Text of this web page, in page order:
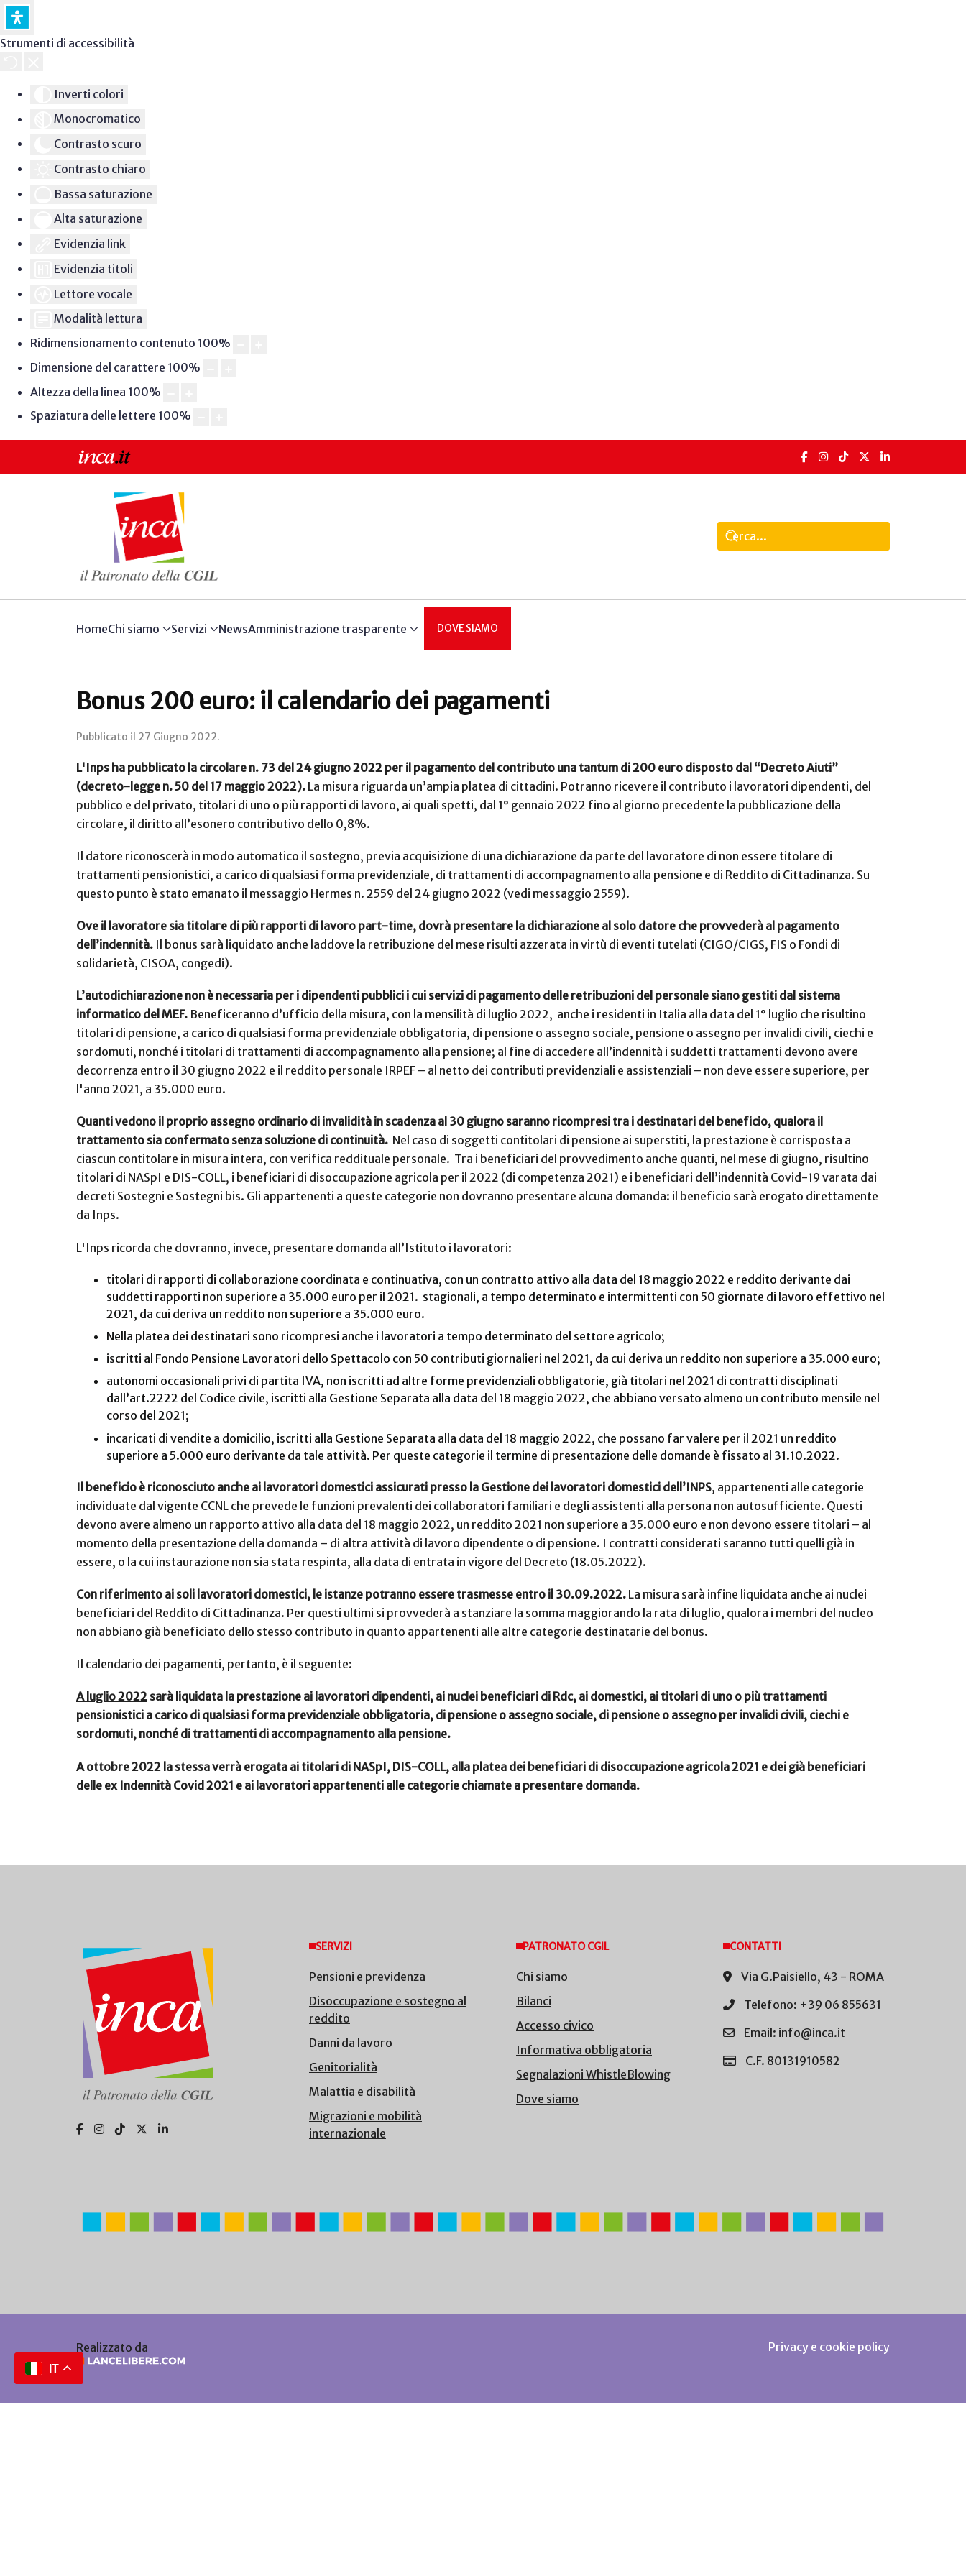
Strumenti di accessibilità
Inverti colori
Monocromatico
Contrasto scuro
Contrasto chiaro
Bassa saturazione
Alta saturazione
Evidenzia link
Evidenzia titoli
Lettore vocale
Modalità lettura
Ridimensionamento contenuto 100%
Dimensione del carattere 100%
Altezza della linea 100%
Spaziatura delle lettere 100%
HomeChi siamo Servizi NewsAmministrazione trasparente DOVE SIAMO
Bonus 200 euro: il calendario dei pagamenti
Pubblicato il 27 Giugno 2022.
L'Inps ha pubblicato la circolare n. 73 del 24 giugno 2022 per il pagamento del contributo una tantum di 200 euro disposto dal “Decreto Aiuti”
(decreto-legge n. 50 del 17 maggio 2022). La misura riguarda un’ampia platea di cittadini. Potranno ricevere il contributo i lavoratori dipendenti, del
pubblico e del privato, titolari di uno o più rapporti di lavoro, ai quali spetti, dal 1° gennaio 2022 fino al giorno precedente la pubblicazione della
circolare, il diritto all’esonero contributivo dello 0,8%.
Il datore riconoscerà in modo automatico il sostegno, previa acquisizione di una dichiarazione da parte del lavoratore di non essere titolare di
trattamenti pensionistici, a carico di qualsiasi forma previdenziale, di trattamenti di accompagnamento alla pensione e di Reddito di Cittadinanza. Su
questo punto è stato emanato il messaggio Hermes n. 2559 del 24 giugno 2022 (vedi messaggio 2559).
Ove il lavoratore sia titolare di più rapporti di lavoro part-time, dovrà presentare la dichiarazione al solo datore che provvederà al pagamento
dell’indennità. Il bonus sarà liquidato anche laddove la retribuzione del mese risulti azzerata in virtù di eventi tutelati (CIGO/CIGS, FIS o Fondi di
solidarietà, CISOA, congedi).
L’autodichiarazione non è necessaria per i dipendenti pubblici i cui servizi di pagamento delle retribuzioni del personale siano gestiti dal sistema
informatico del MEF. Beneficeranno d’ufficio della misura, con la mensilità di luglio 2022, anche i residenti in Italia alla data del 1° luglio che risultino
titolari di pensione, a carico di qualsiasi forma previdenziale obbligatoria, di pensione o assegno sociale, pensione o assegno per invalidi civili, ciechi e
sordomuti, nonché i titolari di trattamenti di accompagnamento alla pensione; al fine di accedere all’indennità i suddetti trattamenti devono avere
decorrenza entro il 30 giugno 2022 e il reddito personale IRPEF – al netto dei contributi previdenziali e assistenziali – non deve essere superiore, per
l'anno 2021, a 35.000 euro.
Quanti vedono il proprio assegno ordinario di invalidità in scadenza al 30 giugno saranno ricompresi tra i destinatari del beneficio, qualora il
trattamento sia confermato senza soluzione di continuità. Nel caso di soggetti contitolari di pensione ai superstiti, la prestazione è corrisposta a
ciascun contitolare in misura intera, con verifica reddituale personale. Tra i beneficiari del provvedimento anche quanti, nel mese di giugno, risultino
titolari di NASpI e DIS-COLL, i beneficiari di disoccupazione agricola per il 2022 (di competenza 2021) e i beneficiari dell’indennità Covid-19 varata dai
decreti Sostegni e Sostegni bis. Gli appartenenti a queste categorie non dovranno presentare alcuna domanda: il beneficio sarà erogato direttamente
da Inps.
L'Inps ricorda che dovranno, invece, presentare domanda all’Istituto i lavoratori:
titolari di rapporti di collaborazione coordinata e continuativa, con un contratto attivo alla data del 18 maggio 2022 e reddito derivante dai
suddetti rapporti non superiore a 35.000 euro per il 2021. stagionali, a tempo determinato e intermittenti con 50 giornate di lavoro effettivo nel
2021, da cui deriva un reddito non superiore a 35.000 euro.
Nella platea dei destinatari sono ricompresi anche i lavoratori a tempo determinato del settore agricolo;
iscritti al Fondo Pensione Lavoratori dello Spettacolo con 50 contributi giornalieri nel 2021, da cui deriva un reddito non superiore a 35.000 euro;
autonomi occasionali privi di partita IVA, non iscritti ad altre forme previdenziali obbligatorie, già titolari nel 2021 di contratti disciplinati
dall’art.2222 del Codice civile, iscritti alla Gestione Separata alla data del 18 maggio 2022, che abbiano versato almeno un contributo mensile nel
corso del 2021;
incaricati di vendite a domicilio, iscritti alla Gestione Separata alla data del 18 maggio 2022, che possano far valere per il 2021 un reddito
superiore a 5.000 euro derivante da tale attività. Per queste categorie il termine di presentazione delle domande è fissato al 31.10.2022.
Il beneficio è riconosciuto anche ai lavoratori domestici assicurati presso la Gestione dei lavoratori domestici dell’INPS, appartenenti alle categorie
individuate dal vigente CCNL che prevede le funzioni prevalenti dei collaboratori familiari e degli assistenti alla persona non autosufficiente. Questi
devono avere almeno un rapporto attivo alla data del 18 maggio 2022, un reddito 2021 non superiore a 35.000 euro e non devono essere titolari – al
momento della presentazione della domanda – di altra attività di lavoro dipendente o di pensione. I contratti considerati saranno tutti quelli già in
essere, o la cui instaurazione non sia stata respinta, alla data di entrata in vigore del Decreto (18.05.2022).
Con riferimento ai soli lavoratori domestici, le istanze potranno essere trasmesse entro il 30.09.2022. La misura sarà infine liquidata anche ai nuclei
beneficiari del Reddito di Cittadinanza. Per questi ultimi si provvederà a stanziare la somma maggiorando la rata di luglio, qualora i membri del nucleo
non abbiano già beneficiato dello stesso contributo in quanto appartenenti alle altre categorie destinatarie del bonus.
Il calendario dei pagamenti, pertanto, è il seguente:
A luglio 2022 sarà liquidata la prestazione ai lavoratori dipendenti, ai nuclei beneficiari di Rdc, ai domestici, ai titolari di uno o più trattamenti
pensionistici a carico di qualsiasi forma previdenziale obbligatoria, di pensione o assegno sociale, di pensione o assegno per invalidi civili, ciechi e
sordomuti, nonché di trattamenti di accompagnamento alla pensione.
A ottobre 2022 la stessa verrà erogata ai titolari di NASpI, DIS-COLL, alla platea dei beneficiari di disoccupazione agricola 2021 e dei già beneficiari
delle ex Indennità Covid 2021 e ai lavoratori appartenenti alle categorie chiamate a presentare domanda.
SERVIZI
Pensioni e previdenza
Disoccupazione e sostegno al
reddito
Danni da lavoro
Genitorialità
Malattia e disabilità
Migrazioni e mobilità
internazionale
PATRONATO CGIL
Chi siamo
Bilanci
Accesso civico
Informativa obbligatoria
Segnalazioni WhistleBlowing
Dove siamo
CONTATTI
Via G.Paisiello, 43 - ROMA
Telefono: +39 06 855631
Email: info@inca.it
C.F. 80131910582
Realizzato da Privacy e cookie policy
IT